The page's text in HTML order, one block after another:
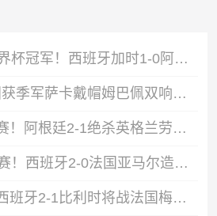
时隔16年夺世界杯冠军！西班牙加时1-0阿根廷费兰制胜恩佐染红
英格兰6-4法国获季军萨卡戴帽姆巴佩双响创纪录奥利塞2助+失良机
连续两届进决赛！阿根廷2-1绝杀英格兰劳塔罗恩佐破门梅西两助攻
时隔16年进决赛！西班牙2-0法国亚马尔造点奥亚萨瓦尔、波罗破门
晋级半决赛！西班牙2-1比利时将战法国梅里诺替补绝杀拉门斯送礼